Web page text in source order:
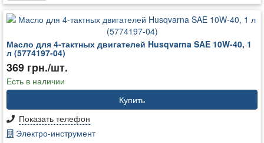
Масло для 4-тактных двигателей Husqvarna SAE 10W-40, 1
л (5774197-04)
369 грн./шт.
Есть в наличии
Купить
Показать телефон
Электро-инструмент